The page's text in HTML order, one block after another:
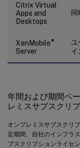
Citrix Virtual
Apps and
Desktops
同
XenMobile®
Server
ユ
イ
年間および期間ベ
レミスサブスクリ
オンプレミスサブスクリ
定期間、自社のインフラ
ブスクリプションライセ